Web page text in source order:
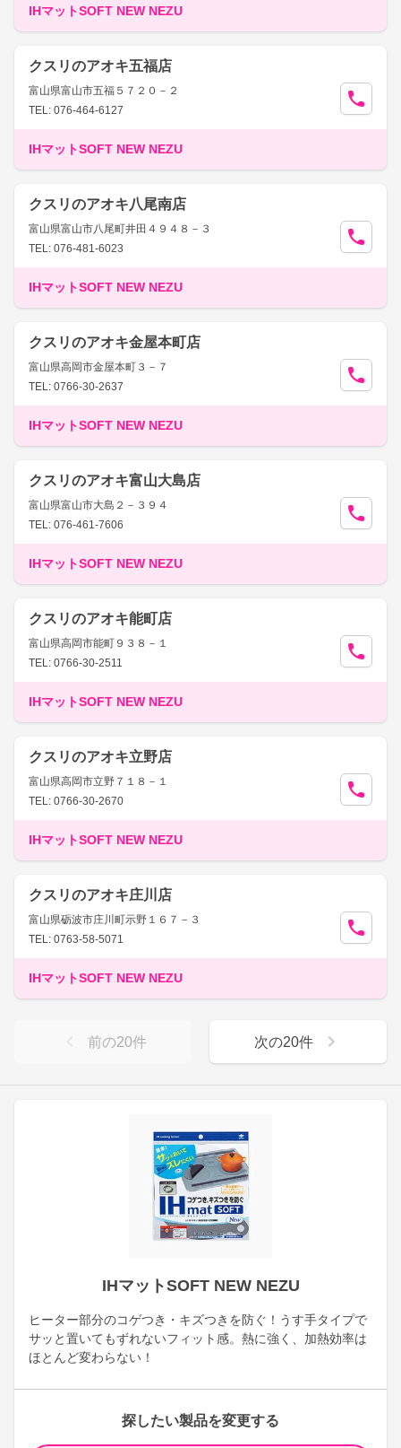
IHマットSOFT NEW NEZU
ヒーター部分のコゲつき・キズつきを防ぐ！うす手タイプで
サッと置いてもずれないフィット感。熱に強く、加熱効率は
ほとんど変わらない！
探したい製品を変更する
IHマットSOFT NEW NEZU
クスリのアオキ五福店
富山県富山市五福５７２０－２
TEL: 076-464-6127
IHマットSOFT NEW NEZU
クスリのアオキ八尾南店
富山県富山市八尾町井田４９４８－３
TEL: 076-481-6023
IHマットSOFT NEW NEZU
クスリのアオキ金屋本町店
富山県高岡市金屋本町３－７
TEL: 0766-30-2637
IHマットSOFT NEW NEZU
クスリのアオキ富山大島店
富山県富山市大島２－３９４
TEL: 076-461-7606
IHマットSOFT NEW NEZU
クスリのアオキ能町店
富山県高岡市能町９３８－１
TEL: 0766-30-2511
IHマットSOFT NEW NEZU
クスリのアオキ立野店
富山県高岡市立野７１８－１
TEL: 0766-30-2670
IHマットSOFT NEW NEZU
クスリのアオキ庄川店
富山県砺波市庄川町示野１６７－３
TEL: 0763-58-5071
IHマットSOFT NEW NEZU
前の20件 次の20件